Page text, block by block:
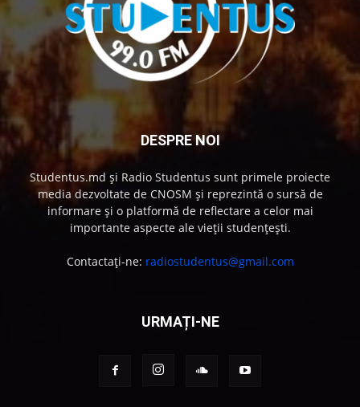
DESPRE NOI
Studentus.md și Radio Studentus sunt primele proiecte
media dezvoltate de CNOSM și reprezintă o sursă de
informare și o platformă de reflectare a celor mai
importante aspecte ale vieții studențești.
Contactați-ne: radiostudentus@gmail.com
URMAȚI-NE